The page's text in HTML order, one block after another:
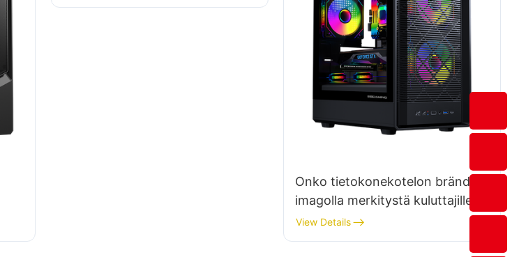
Onko tietokonekotelon brändi-
imagolla merkitystä kuluttajille?
View Details